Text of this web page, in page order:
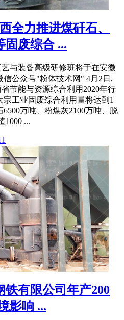
全力推进煤矸石、
固废综合 ...
与装备高级研修班将于在安徽
信公众号"粉体技术网" 4月2日,
节能与资源综合利用2020年行
宗工业固废综合利用量将达到1
万吨、粉煤灰2100万吨、脱
1000 ...
铁有限公司年产200
影响 ...